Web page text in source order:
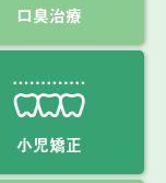
口臭治療
小児矯正